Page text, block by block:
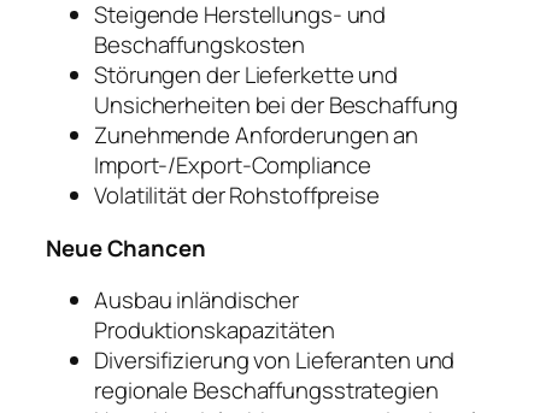
Steigende Herstellungs- und
Beschaffungskosten
Störungen der Lieferkette und
Unsicherheiten bei der Beschaffung
Zunehmende Anforderungen an
Import-/Export-Compliance
Volatilität der Rohstoffpreise
Neue Chancen
Ausbau inländischer
Produktionskapazitäten
Diversifizierung von Lieferanten und
regionale Beschaffungsstrategien